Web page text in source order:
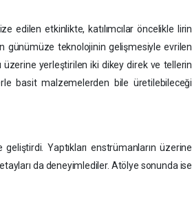
edilen etkinlikte, katılımcılar öncelikle lirin
günümüze teknolojinin gelişmesiyle evrilen
üzerine yerleştirilen iki dikey direk ve tellerin
basit malzemelerden bile üretilebileceği
Yaptıkları enstrümanların üzerine
da deneyimlediler. Atölye sonunda ise